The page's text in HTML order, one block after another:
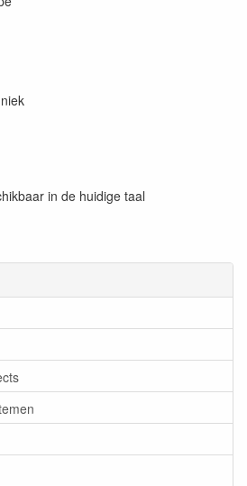
in de huidige taal